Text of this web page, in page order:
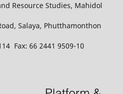
Resource Studies, Mahidol
Salaya, Phutthamonthon
Fax: 66 2441 9509-10